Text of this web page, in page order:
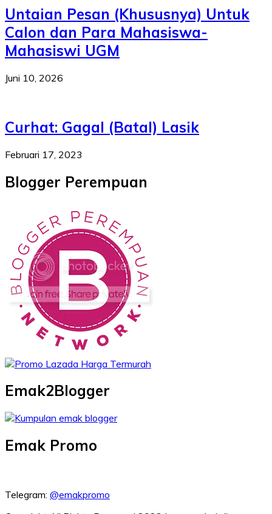
Untaian Pesan (Khususnya) Untuk
Calon dan Para Mahasiswa-
Mahasiswi UGM
Juni 10, 2026
Curhat: Gagal (Batal) Lasik
Februari 17, 2023
Blogger Perempuan
Emak2Blogger
Emak Promo
Telegram: @emakpromo